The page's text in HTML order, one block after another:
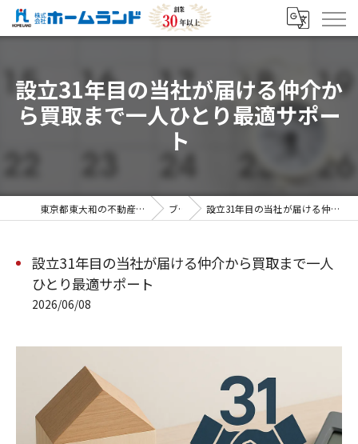
設立31年目の当社が届ける仲介か
ら買取まで一人ひとり最適サポー
ト
東京都東大和の不動産売却なら株式会社ホームランド ブログ 設立31年目の当社が届ける仲介から買取まで一人ひとり最適サポート
設立31年目の当社が届ける仲介から買取まで一人
ひとり最適サポート
2026/06/08